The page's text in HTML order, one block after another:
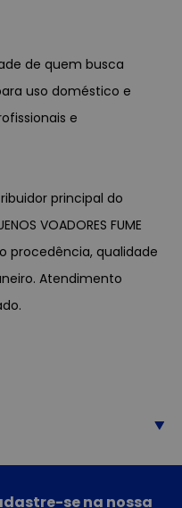
de quem busca
uso doméstico e
e
principal do
VOADORES FUME
procedência, qualidade
Atendimento
se na nossa